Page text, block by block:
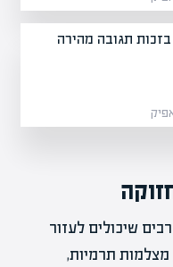
תגובה מהירה
שיכולים לעזור
מצלמות תרמיות,